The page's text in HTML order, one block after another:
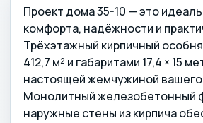
Проект дома 35-10 — это
комфорта, надёжности и
Трёхэтажный кирпичный
412,7 м² и габаритами 17,4 × 15
настоящей жемчужиной вашего
Монолитный железобетонный
наружные стены из кирпича